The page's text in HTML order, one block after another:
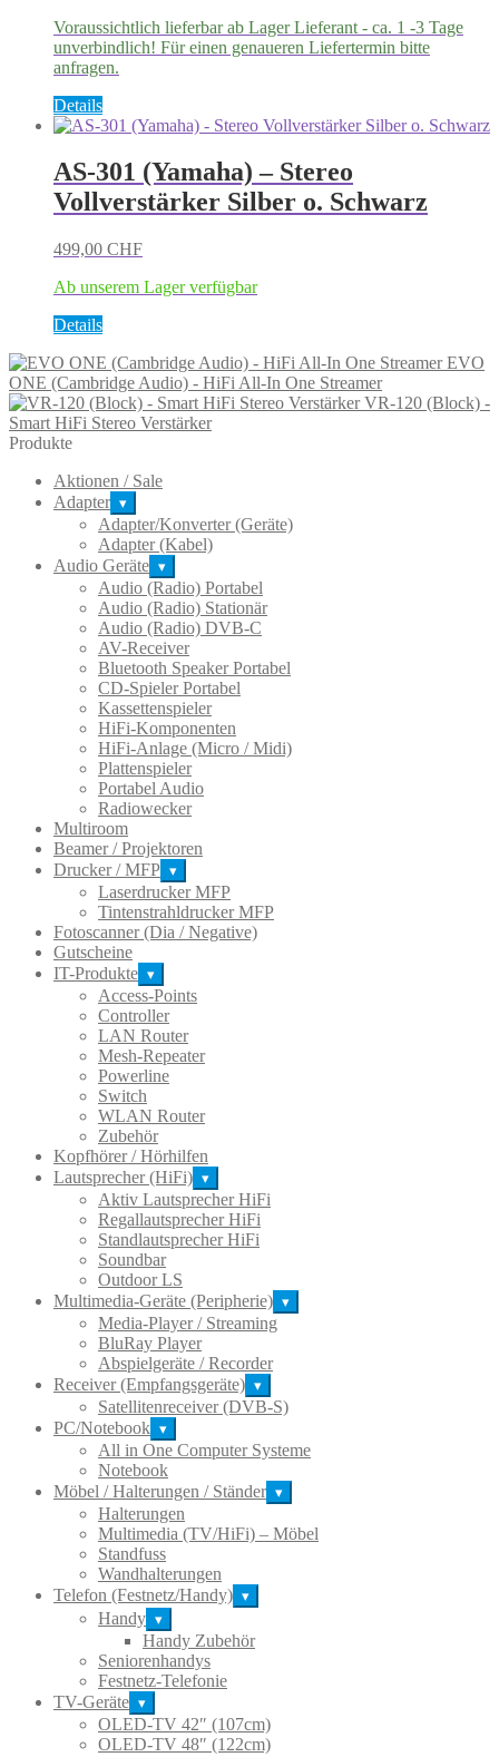
war:
1.370,00 CHF
ist:
1.299,00 CHF.
Voraussichtlich lieferbar ab Lager Lieferant - ca. 1 -3 Tage
unverbindlich! Für einen genaueren Liefertermin bitte
anfragen.
DetailsDieses
Produkt
mehrere
Varianten
auf.
Optionen
auf
Produktseite
werden
AS-301 (Yamaha) – Stereo
Vollverstärker Silber o. Schwarz
499,00 CHF
Ab unserem Lager verfügbar
DetailsDieses
weist
mehrere
Varianten
auf.
können
auf
der
Produktseite
gewählt
werden
EVO
ONE (Cambridge Audio) - HiFi All-In One Streamer
VR-120 (Block) -
Smart HiFi Stereo Verstärker
Produkte
Aktionen / Sale
Adapter ▾
Adapter/Konverter (Geräte)
Adapter (Kabel)
Audio Geräte ▾
Audio (Radio) Portabel
Audio (Radio) Stationär
Audio (Radio) DVB-C
AV-Receiver
Bluetooth Speaker Portabel
CD-Spieler Portabel
Kassettenspieler
HiFi-Komponenten
HiFi-Anlage (Micro / Midi)
Plattenspieler
Portabel Audio
Radiowecker
Multiroom
Beamer / Projektoren
Drucker / MFP ▾
Laserdrucker MFP
Tintenstrahldrucker MFP
Fotoscanner (Dia / Negative)
Gutscheine
IT-Produkte ▾
Access-Points
Controller
LAN Router
Mesh-Repeater
Powerline
Switch
WLAN Router
Zubehör
Kopfhörer / Hörhilfen
Lautsprecher (HiFi) ▾
Aktiv Lautsprecher HiFi
Regallautsprecher HiFi
Standlautsprecher HiFi
Soundbar
Outdoor LS
Multimedia-Geräte (Peripherie) ▾
Media-Player / Streaming
BluRay Player
Abspielgeräte / Recorder
Receiver (Empfangsgeräte) ▾
Satellitenreceiver (DVB-S)
PC/Notebook ▾
All in One Computer Systeme
Notebook
Möbel / Halterungen / Ständer ▾
Halterungen
Multimedia (TV/HiFi) – Möbel
Standfuss
Wandhalterungen
Telefon (Festnetz/Handy) ▾
Handy ▾
Handy Zubehör
Seniorenhandys
Festnetz-Telefonie
TV-Geräte ▾
OLED-TV 42″ (107cm)
OLED-TV 48″ (122cm)